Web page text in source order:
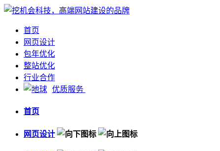
首页
网页设计
包年优化
整站优化
行业合作
优质服务
首页
网页设计